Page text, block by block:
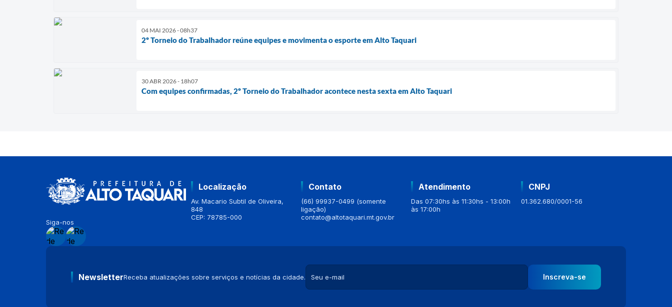
04 MAI 2026 - 08h37
2º Torneio do Trabalhador reúne equipes e movimenta o esporte em Alto Taquari
30 ABR 2026 - 18h07
Com equipes confirmadas, 2º Torneio do Trabalhador acontece nesta sexta em Alto Taquari
Siga-nos
Localização
Av. Macario Subtil de Oliveira,
848
CEP: 78785-000
Contato
(66) 99937-0499 (somente
ligação)
contato@altotaquari.mt.gov.br
Atendimento
Das 07:30hs às 11:30hs - 13:00h
às 17:00h
CNPJ
01.362.680/0001-56
NewsletterReceba atualizações sobre serviços e notícias da cidade. Inscreva-se